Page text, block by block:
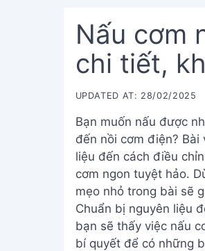
Nấu cơm
chi tiết,
UPDATED AT: 28/02/2025
Bạn muốn nấu được
đến nồi cơm điện?
liệu đến cách điều
cơm ngon tuyệt hảo.
mẹo nhỏ trong bài sẽ
Chuẩn bị nguyên liệu
bạn sẽ thấy việc nấu
bí quyết để có những